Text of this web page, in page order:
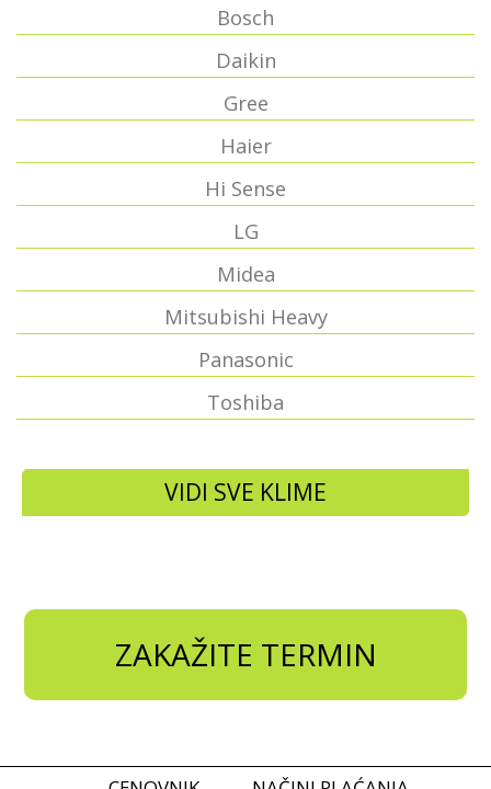
Bosch
Daikin
Gree
Haier
Hi Sense
LG
Midea
Mitsubishi Heavy
Panasonic
Toshiba
VIDI SVE KLIME
ZAKAŽITE TERMIN